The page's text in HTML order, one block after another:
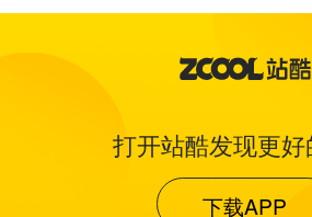
打开站酷发现更
下载APP